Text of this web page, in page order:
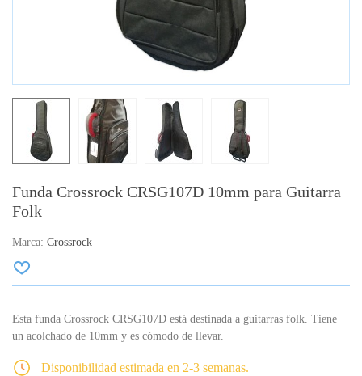
Funda Crossrock CRSG107D 10mm para Guitarra
Folk
Marca: Crossrock
Esta funda Crossrock CRSG107D está destinada a guitarras folk. Tiene
un acolchado de 10mm y es cómodo de llevar.
Disponibilidad estimada en 2-3 semanas.